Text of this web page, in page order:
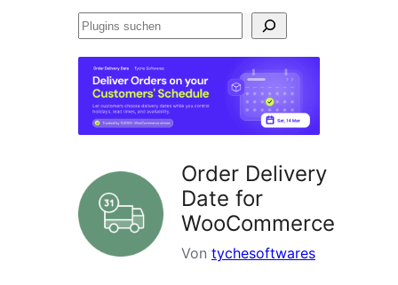
Plugins
Order Delivery
Date for
WooCommerce
Von tychesoftwares